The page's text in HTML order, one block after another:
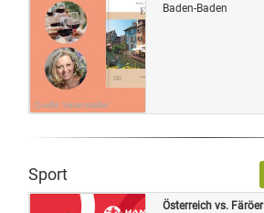
Quelle: Veranstalter
Baden-Baden
Sport
Österreich vs. Färöer